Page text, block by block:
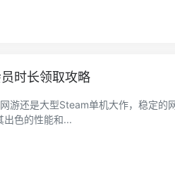
时长领取攻略
游还是大型Steam单机大作，稳定的
色的性能和...